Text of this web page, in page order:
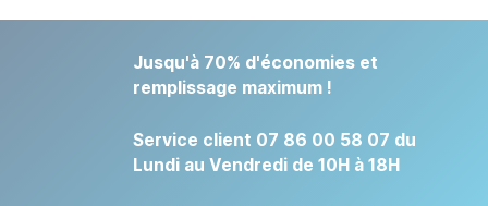
Jusqu'à 70% d'économies et
remplissage maximum !
Service client 07 86 00 58 07 du
Lundi au Vendredi de 10H à 18H